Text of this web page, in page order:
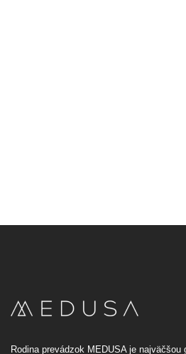
Rodina prevádzok MEDUSA je najväčšou